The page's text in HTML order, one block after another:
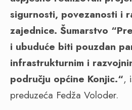
sigurnosti, povezanosti i
zajednice. Šumarstvo
i ubuduće biti pouzdan
infrastrukturnim i
području općine Konjic.“,
preduzeća Fedža Voloder.